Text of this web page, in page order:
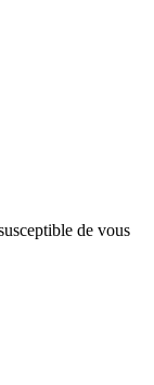
de vous